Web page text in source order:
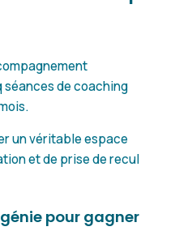
séances de coaching
un véritable espace
et de prise de recul
pour gagner